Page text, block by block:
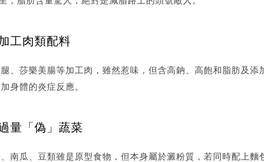
工肉類配料
、莎樂美腸等加工肉，雖然惹味，但含高鈉、高飽和脂肪及添
身體的炎症反應。
量「偽」蔬菜
南瓜、豆類雖是原型食物，但本身屬於澱粉質，若同時配上麵